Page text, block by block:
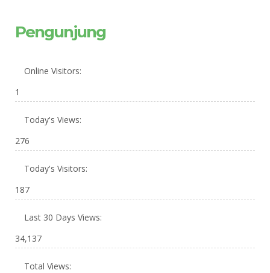
Pengunjung
Online Visitors:
1
Today's Views:
276
Today's Visitors:
187
Last 30 Days Views:
34,137
Total Views: